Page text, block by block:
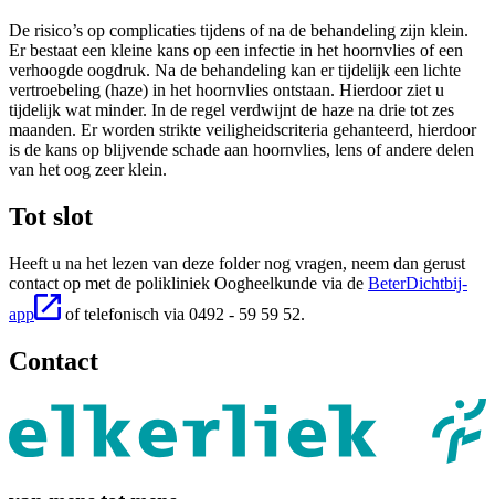
De risico’s op complicaties tijdens of na de behandeling zijn klein.
Er bestaat een kleine kans op een infectie in het hoornvlies of een
verhoogde oogdruk. Na de behandeling kan er tijdelijk een lichte
vertroebeling (haze) in het hoornvlies ontstaan. Hierdoor ziet u
tijdelijk wat minder. In de regel verdwijnt de haze na drie tot zes
maanden. Er worden strikte veiligheidscriteria gehanteerd, hierdoor
is de kans op blijvende schade aan hoornvlies, lens of andere delen
van het oog zeer klein.
Tot slot
Heeft u na het lezen van deze folder nog vragen, neem dan gerust
contact op met de polikliniek Oogheelkunde via de BeterDichtbij-
app
of telefonisch via 0492 - 59 59 52.
Contact